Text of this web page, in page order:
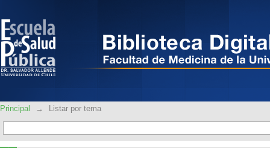
Principal → Listar por tema